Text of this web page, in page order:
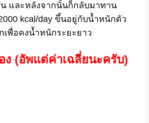
และหลังจากนั้นก็กลับมาทาน
kcal/day ขึ้นอยู่กับน้ำหนักตัว
เพื่อคงน้ำหนักระยะยาว
ง (อัพแต่ค่าเฉลี่ยนะครับ)